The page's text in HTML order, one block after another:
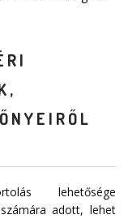
lehetősége
adott, lehet